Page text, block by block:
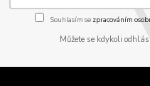
Souhlasím se zpracováním
Můžete se kdykoli